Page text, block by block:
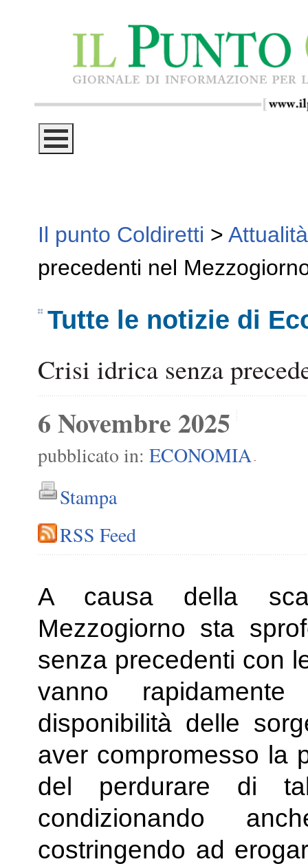
Il punto Coldiretti > Attualità
precedenti nel
Tutte le notizie di
Crisi idrica senza
6 Novembre 2025
pubblicato in: ECONOMIA -
Stampa
RSS Feed
A causa della
Mezzogiorno sta
senza precedenti con
vanno
disponibilità delle
aver compromesso la
del perdurare di
condizionando
costringendo ad